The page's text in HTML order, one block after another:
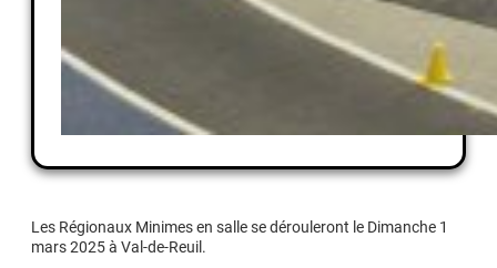
Les Régionaux Minimes en salle se dérouleront le Dimanche 1
mars 2025 à Val-de-Reuil.